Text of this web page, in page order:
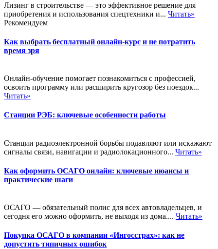
Лизинг в строительстве — это эффективное решение для
приобретения и использования спецтехники и... Читать»
Рекомендуем
Как выбрать бесплатный онлайн-курс и не потратить
время зря
Онлайн-обучение помогает познакомиться с профессией,
освоить программу или расширить кругозор без поездок...
Читать»
Станции РЭБ: ключевые особенности работы
Станции радиоэлектронной борьбы подавляют или искажают
сигналы связи, навигации и радиолокационного... Читать»
Как оформить ОСАГО онлайн: ключевые нюансы и
практические шаги
ОСАГО — обязательный полис для всех автовладельцев, и
сегодня его можно оформить, не выходя из дома.... Читать»
Покупка ОСАГО в компании «Ингосстрах»: как не
допустить типичных ошибок